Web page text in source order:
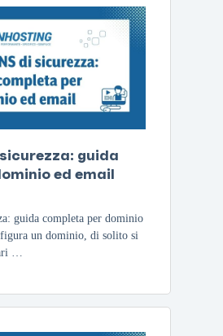
guida
ed email
guida completa per dominio
un dominio, di solito si
…